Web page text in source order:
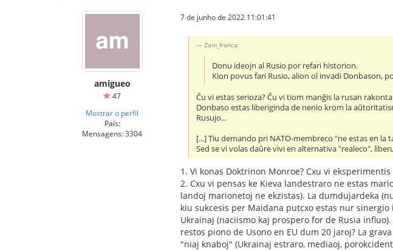
amigueo
47
Mostrar o perfil
País:
Mensagens: 3304
7 de junho de 2022 11:01:41
Zam_franca:
Donu ideojn al Rusio por refari historion.
Kion povus fari Rusio, alion ol invadi Donbason,
Ĉu vi estas serioza? Ĉu vi tiom manĝis la rusan
Donbaso estas liberiginda de nenio krom la
Rusujo...
[...] Tiu demando pri NATO-membreco "ne estas en la
Sed se vi volas daŭre vivi en alternativa "realeco",
1. Vi konas Doktrinon Monroe? Cxu vi
2. Cxu vi pensas ke Kieva landestraro ne estas
landoj marionetoj ne ekzistas). La dumdujardeka
kiu sukcesis per Maidana putcxo estas nur
Ukrainaj (naciismo kaj prospero for de Rusia
restos piono de Usono en EU dum 20 jaroj? La
"niaj knaboj" (Ukrainaj estraro, mediaoj,